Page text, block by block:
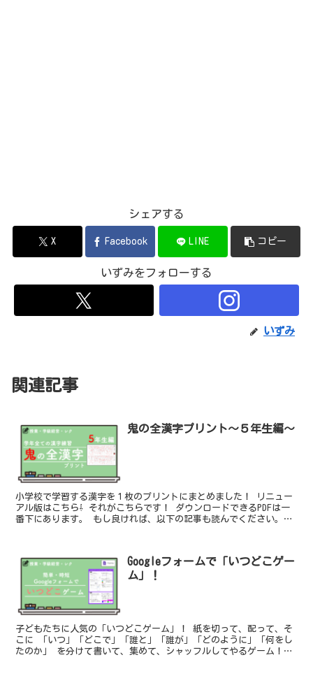
シェアする
X Facebook LINE コピー
いずみをフォローする
いずみ
関連記事
鬼の全漢字プリント〜５年生編〜
小学校で学習する漢字を１枚のプリントにまとめました！ リニュー
アル版はこちら⇩ それがこちらです！ ダウンロードできるPDFは一
番下にあります。 もし良ければ、以下の記事も読んでください。
Googleフォームで「いつどこゲー
ム」！
子どもたちに人気の「いつどこゲーム」！ 紙を切って、配って、そ
こに 「いつ」「どこで」「誰と」「誰が」「どのように」「何をし
たのか」 を分けて書いて、集めて、シャッフルしてやるゲーム！